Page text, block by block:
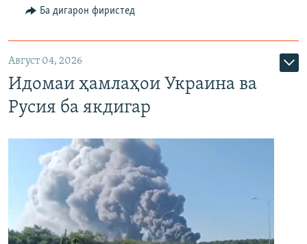
Ба дигарон фиристед
Август 04, 2026
Идомаи ҳамлаҳои Украина ва
Русия ба якдигар